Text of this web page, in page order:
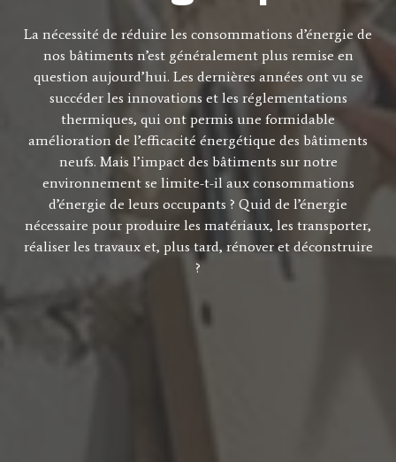
La nécessité de réduire les consommations d’énergie de
nos bâtiments n’est généralement plus remise en
question aujourd’hui. Les dernières années ont vu se
succéder les innovations et les réglementations
thermiques, qui ont permis une formidable
amélioration de l’efficacité énergétique des bâtiments
neufs. Mais l’impact des bâtiments sur notre
environnement se limite-t-il aux consommations
d’énergie de leurs occupants ? Quid de l’énergie
nécessaire pour produire les matériaux, les transporter,
réaliser les travaux et, plus tard, rénover et déconstruire
?